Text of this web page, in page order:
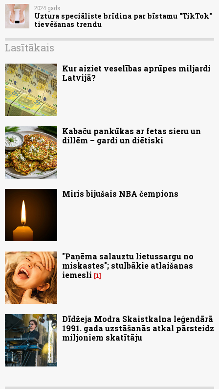
2024.gads
Uztura speciāliste brīdina par bīstamu "TikTok"
tievēšanas trendu
Lasītākais
Kur aiziet veselības aprūpes miljardi
Latvijā?
Kabaču pankūkas ar fetas sieru un
dillēm – gardi un diētiski
Miris bijušais NBA čempions
"Paņēma salauztu lietussargu no
miskastes"; stulbākie atlaišanas
iemesli
1
Dīdžeja Modra Skaistkalna leģendārā
1991. gada uzstāšanās atkal pārsteidz
miljoniem skatītāju